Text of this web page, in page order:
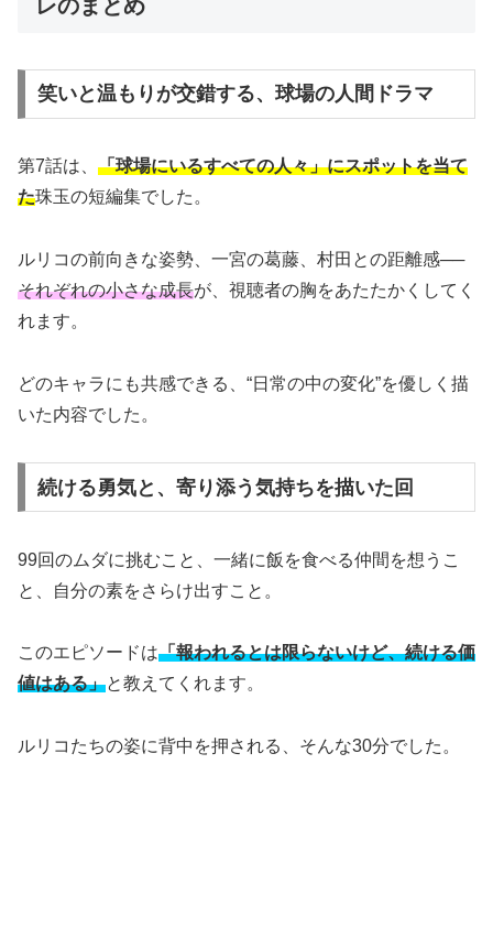
レのまとめ
笑いと温もりが交錯する、球場の人間ドラマ
第7話は、 「球場にいるすべての人々」にスポットを当て
た珠玉の短編集でした。
ルリコの前向きな姿勢、一宮の葛藤、村田との距離感──
それぞれの小さな成長が、視聴者の胸をあたたかくしてく
れます。
どのキャラにも共感できる、“日常の中の変化”を優しく描
いた内容でした。
続ける勇気と、寄り添う気持ちを描いた回
99回のムダに挑むこと、一緒に飯を食べる仲間を想うこ
と、自分の素をさらけ出すこと。
このエピソードは「報われるとは限らないけど、続ける価
値はある」と教えてくれます。
ルリコたちの姿に背中を押される、そんな30分でした。